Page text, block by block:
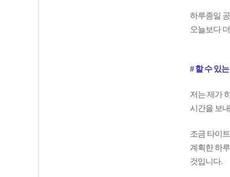
하루종일
오늘보다
# 할 수 있
저는 제가
시간을 보
조금 타이
계획한 하
것입니다.